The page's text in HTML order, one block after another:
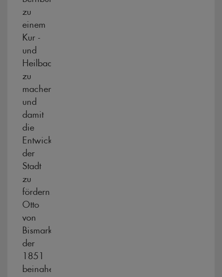
zu
einem
Kur -
und
Heilbad
zu
machen
und
damit
die
Entwicklung
der
Stadt
zu
fördern.
Otto
von
Bismark,
der
1851
beinahe